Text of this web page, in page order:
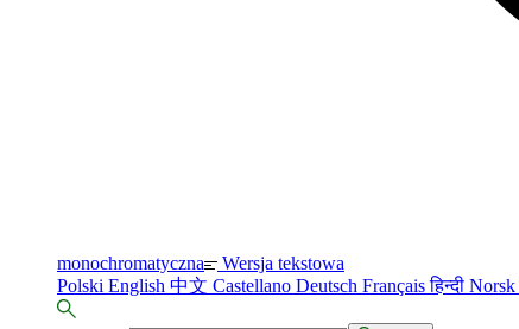
monochromatyczna Wersja tekstowa
Polski English 中文 Castellano Deutsch Françaisहिन्दी Norsk